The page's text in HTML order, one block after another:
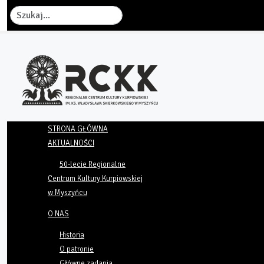
Szukaj
STRONA GŁÓWNA
AKTUALNOŚCI
50-lecie Regionalne
Centrum Kultury Kurpiowskiej
w Myszyńcu
O NAS
Historia
O patronie